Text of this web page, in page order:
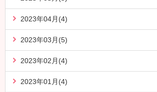
2023年04月(4)
2023年03月(5)
2023年02月(4)
2023年01月(4)